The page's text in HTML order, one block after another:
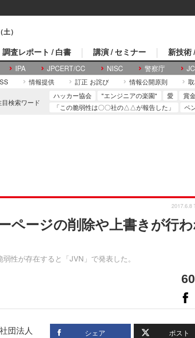
）
IPA JPCERT/CC NISC 警察庁
調査レポート / 白書 講演 / セミナー 新技術
情報提供 訂正 お詫び 情報公開原則
目検索ワード
ハッカー協会 "エンジニアの楽園" 愛 賞
「この脆弱性は〇〇社の△△が報告した」
ペ
ページの削除や上書きが行
性が存在すると「JVN」で発表した。
2017.6.8
60
シェア ポスト
団法人